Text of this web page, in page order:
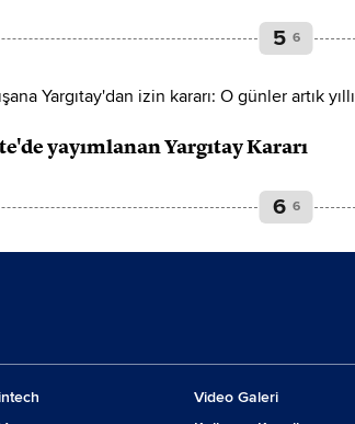
5 6
yayımlanan Yargıtay Kararı
6 6
Video Galeri